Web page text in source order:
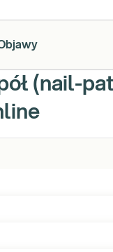
(nail-